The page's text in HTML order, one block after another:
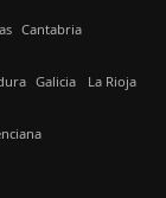
Cantabria
Galicia La Rioja